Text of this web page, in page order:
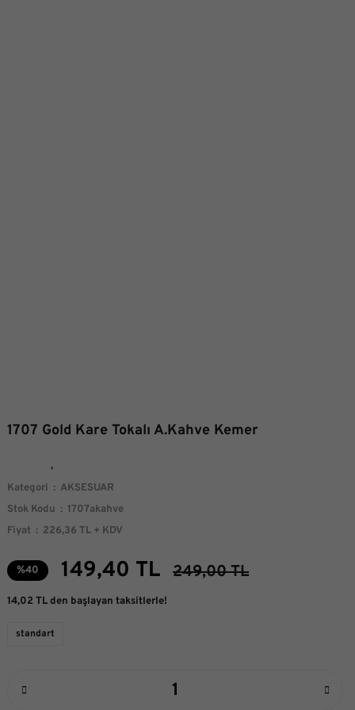
1707 Gold Kare Tokalı A.Kahve Kemer
Kategori
AKSESUAR
Stok Kodu
1707akahve
Fiyat
226,36 TL + KDV
%40 149,40 TL 249,00 TL
14,02 TL den başlayan taksitlerle!
standart